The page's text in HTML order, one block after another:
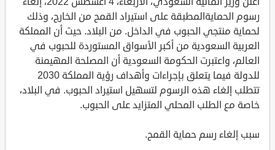
رسوم الحمايةالمطبقة على استيراد القمح من الخارج، وذلك
لحماية منتجي الحبوب في الداخل. من البلاد. حيث أن المملكة
العربية السعودية من أكبر الأسواق المستوردة للحبوب في
العالم، واعتبرت الحكومة السعودية أن المصلحة المهيمنة
للدولة فيما يتعلق بإجراءات وأهداف رؤية المملكة 2030
تتطلب إلغاء هذه الرسوم لتسهيل استيراد الحبوب. في البلاد،
خاصة مع الطلب المحلي المتزايد على الحبوب.
سبب إلغاء رسم حماية القمح.